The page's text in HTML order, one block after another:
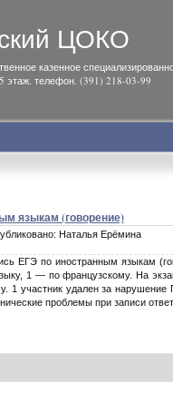
ЦОКО
казенное
этаж. телефон. (391) 218-03-99
языкам (говорение)
Наталья Ерёмина
ЕГЭ по иностранным языкам
1 — по французскому. На
1 участник удален за
проблемы при записи